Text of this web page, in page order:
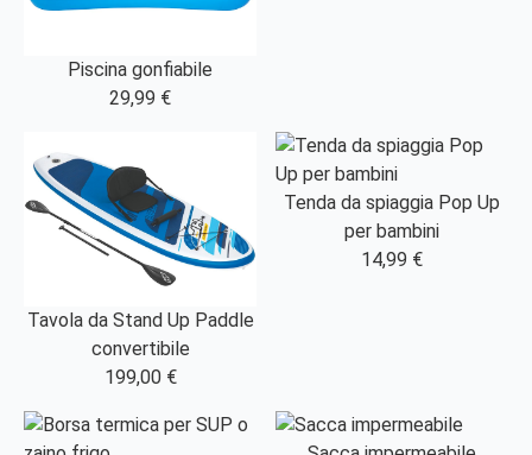
Piscina gonfiabile
29,99 €
Tavola da Stand Up Paddle
convertibile
199,00 €
Tenda da spiaggia Pop Up
per bambini
14,99 €